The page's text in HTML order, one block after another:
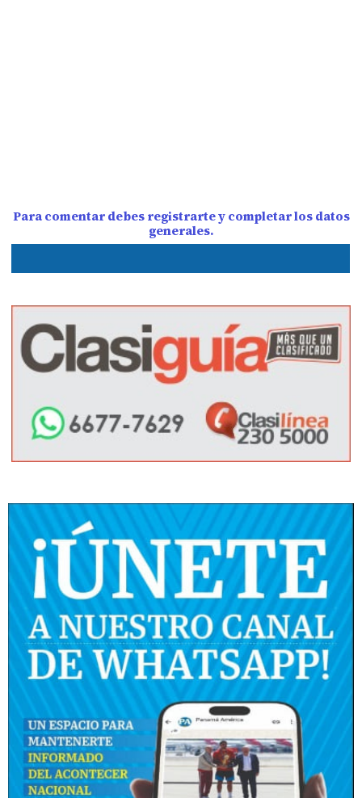
Para comentar debes registrarte y completar los datos
generales.